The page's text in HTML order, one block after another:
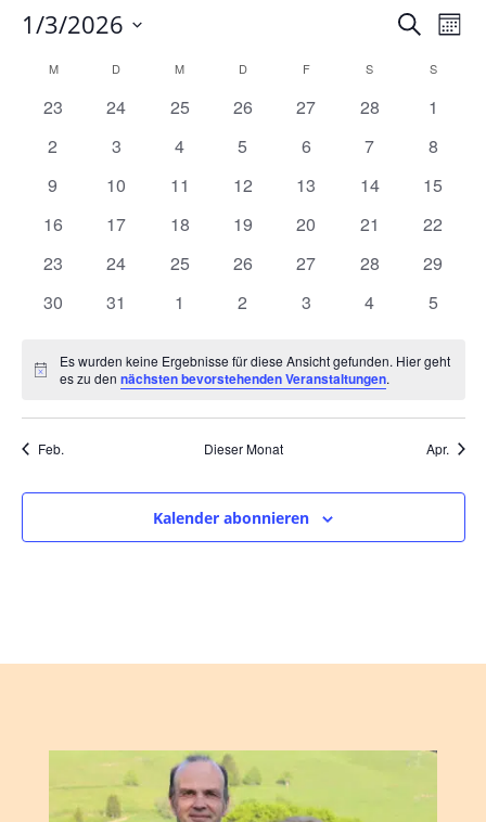
Suche
und
Suche
1/3/2026
Kalender
von
Veranstaltungen
M D M D F S S
0
23
0
24
0
25
0
26
0
27
0
28
0
1
0
2
0
3
0
4
0
5
0
6
0
7
0
8
0
9
0
10
0
11
0
12
0
13
0
14
0
15
0
16
0
17
0
18
0
19
0
20
0
21
0
22
0
23
0
24
0
25
0
26
0
27
0
28
0
29
0
30
0
31
0
1
0
2
0
3
0
4
0
5
Hinweis
Es wurden keine Ergebnisse für diese Ansicht gefunden. Hier geht
es zu dennächsten bevorstehenden Veranstaltungen.
Feb. Dieser Monat Apr.
Kalender abonnieren